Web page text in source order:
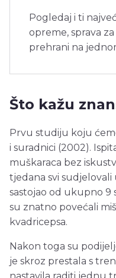
Pogledaj i ti
opreme, sprava
prehrani na
Što kažu
Prvu studiju koju
i suradnici (2002).
muškaraca bez
tjedana svi
sastojao od ukupno 9
su znatno povećali
kvadricepsa.
Nakon toga su
je skroz prestala s